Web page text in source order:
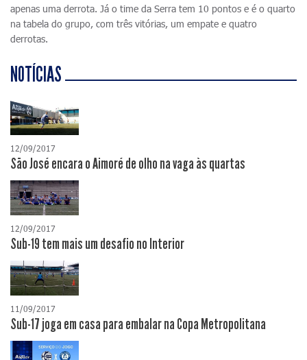
apenas uma derrota. Já o time da Serra tem 10 pontos e é o quarto
na tabela do grupo, com três vitórias, um empate e quatro
derrotas.
NOTÍCIAS
12/09/2017
São José encara o Aimoré de olho na vaga às quartas
12/09/2017
Sub-19 tem mais um desafio no Interior
11/09/2017
Sub-17 joga em casa para embalar na Copa Metropolitana